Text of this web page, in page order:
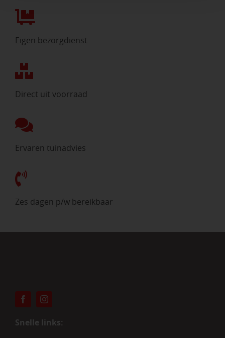
Eigen bezorgdienst
Direct uit voorraad
Ervaren tuinadvies
Zes dagen p/w bereikbaar
Snelle links: